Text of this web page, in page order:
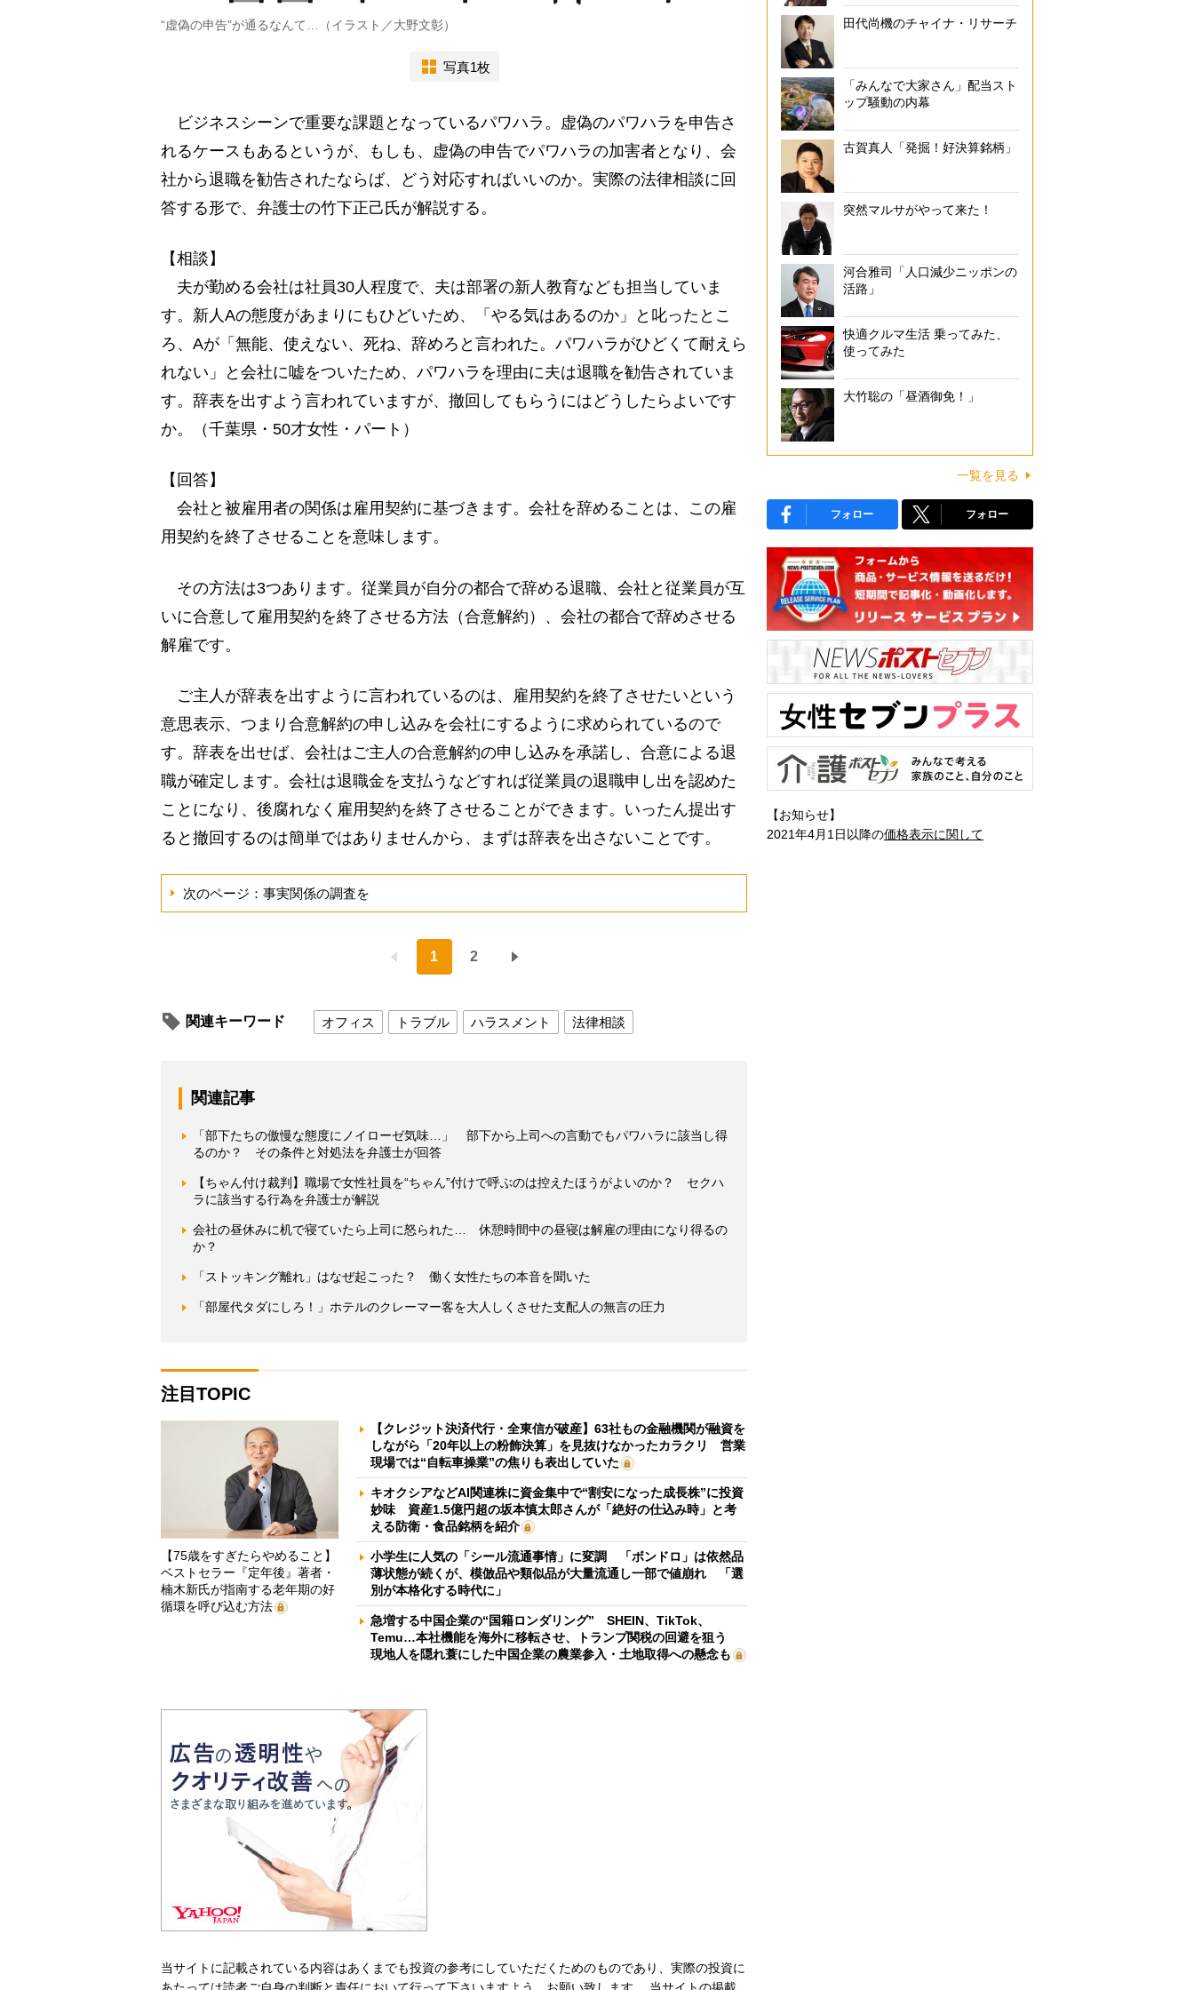
“虚偽の申告”が通るなんて…（イラスト／大野文彰）
写真1枚
ビジネスシーンで重要な課題となっているパワハラ。虚偽のパワハラを申告さ
れるケースもあるというが、もしも、虚偽の申告でパワハラの加害者となり、会
社から退職を勧告されたならば、どう対応すればいいのか。実際の法律相談に回
答する形で、弁護士の竹下正己氏が解説する。
【相談】
夫が勤める会社は社員30人程度で、夫は部署の新人教育なども担当していま
す。新人Aの態度があまりにもひどいため、「やる気はあるのか」と叱ったとこ
ろ、Aが「無能、使えない、死ね、辞めろと言われた。パワハラがひどくて耐えら
れない」と会社に嘘をついたため、パワハラを理由に夫は退職を勧告されていま
す。辞表を出すよう言われていますが、撤回してもらうにはどうしたらよいです
か。（千葉県・50才女性・パート）
【回答】
会社と被雇用者の関係は雇用契約に基づきます。会社を辞めることは、この雇
用契約を終了させることを意味します。
その方法は3つあります。従業員が自分の都合で辞める退職、会社と従業員が互
いに合意して雇用契約を終了させる方法（合意解約）、会社の都合で辞めさせる
解雇です。
ご主人が辞表を出すように言われているのは、雇用契約を終了させたいという
意思表示、つまり合意解約の申し込みを会社にするように求められているので
す。辞表を出せば、会社はご主人の合意解約の申し込みを承諾し、合意による退
職が確定します。会社は退職金を支払うなどすれば従業員の退職申し出を認めた
ことになり、後腐れなく雇用契約を終了させることができます。いったん提出す
ると撤回するのは簡単ではありませんから、まずは辞表を出さないことです。
次のページ：事実関係の調査を
1 2
関連キーワード オフィス トラブル ハラスメント 法律相談
関連記事
「部下たちの傲慢な態度にノイローゼ気味…」 部下から上司への言動でもパワハラに該当し得
るのか？ その条件と対処法を弁護士が回答
【ちゃん付け裁判】職場で女性社員を“ちゃん”付けで呼ぶのは控えたほうがよいのか？ セクハ
ラに該当する行為を弁護士が解説
会社の昼休みに机で寝ていたら上司に怒られた… 休憩時間中の昼寝は解雇の理由になり得るの
か？
「ストッキング離れ」はなぜ起こった？ 働く女性たちの本音を聞いた
「部屋代タダにしろ！」ホテルのクレーマー客を大人しくさせた支配人の無言の圧力
注目TOPIC
【75歳をすぎたらやめること】
ベストセラー『定年後』著者・
楠木新氏が指南する老年期の好
循環を呼び込む方法
【クレジット決済代行・全東信が破産】63社もの金融機関が融資を
しながら「20年以上の粉飾決算」を見抜けなかったカラクリ 営業
現場では“自転車操業”の焦りも表出していた
キオクシアなどAI関連株に資金集中で“割安になった成長株”に投資
妙味 資産1.5億円超の坂本慎太郎さんが「絶好の仕込み時」と考
える防衛・食品銘柄を紹介
小学生に人気の「シール流通事情」に変調 「ボンドロ」は依然品
薄状態が続くが、模倣品や類似品が大量流通し一部で値崩れ 「選
別が本格化する時代に」
急増する中国企業の“国籍ロンダリング” SHEIN、TikTok、
Temu…本社機能を海外に移転させ、トランプ関税の回避を狙う
現地人を隠れ蓑にした中国企業の農業参入・土地取得への懸念も
当サイトに記載されている内容はあくまでも投資の参考にしていただくためのものであり、実際の投資に
田代尚機のチャイナ・リサーチ
「みんなで大家さん」配当スト
ップ騒動の内幕
古賀真人「発掘！好決算銘柄」
突然マルサがやって来た！
河合雅司「人口減少ニッポンの
活路」
快適クルマ生活 乗ってみた、
使ってみた
大竹聡の「昼酒御免！」
一覧を見る
フォロー フォロー
【お知らせ】
2021年4月1日以降の価格表示に関して